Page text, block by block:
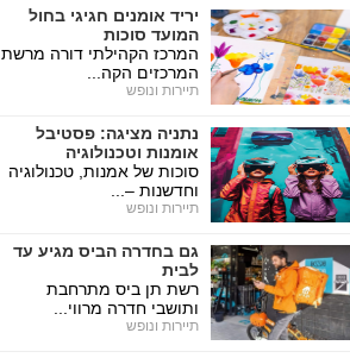
יריד אומנים חגיגי בחול
המועד סוכות
המרכז הקהילתי דורה מרשת
המרכזים הקה...
תיירות ונופש
נתניה מציגה: פסטיבל
אומנות וטכנולוגיה
סוכות של אמנות, טכנולוגיה
וחדשנות –...
תיירות ונופש
גם בחדרה הביס מגיע עד
לבית
רשת תן ביס מתרחבת
ותושבי חדרה מרווי...
תיירות ונופש